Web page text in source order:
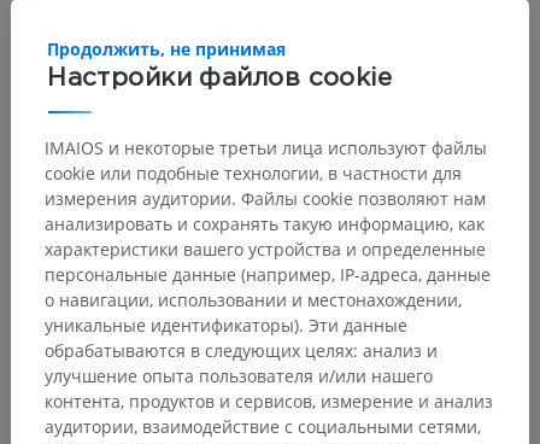
относящихся к этой части тела
Сравнительная анатомия человека
Переводы
Заметили ошибку?
Не стесняйтесь предложить поправку, свою версию
перевода или решение по улучшению контента.
Настройки файлов cookie
Продолжить, не принимая
IMAIOS и некоторые третьи лица используют файлы
cookie или подобные технологии, в частности для
измерения аудитории. Файлы cookie позволяют нам
анализировать и сохранять такую информацию, как
характеристики вашего устройства и определенные
персональные данные (например, IP-адреса, данные
о навигации, использовании и местонахождении,
уникальные идентификаторы). Эти данные
обрабатываются в следующих целях: анализ и
улучшение опыта пользователя и/или нашего
контента, продуктов и сервисов, измерение и анализ
аудитории, взаимодействие с социальными сетями,